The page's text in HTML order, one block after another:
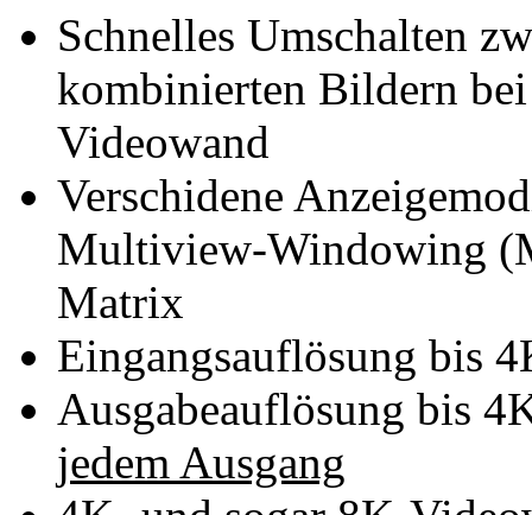
Schnelles Umschalten
kombinierten Bildern
Videowand
Verschidene
Multiview-Windowing
Matrix
Eingangsauflösung bis
Ausgabeauflösung bis
jedem Ausgang